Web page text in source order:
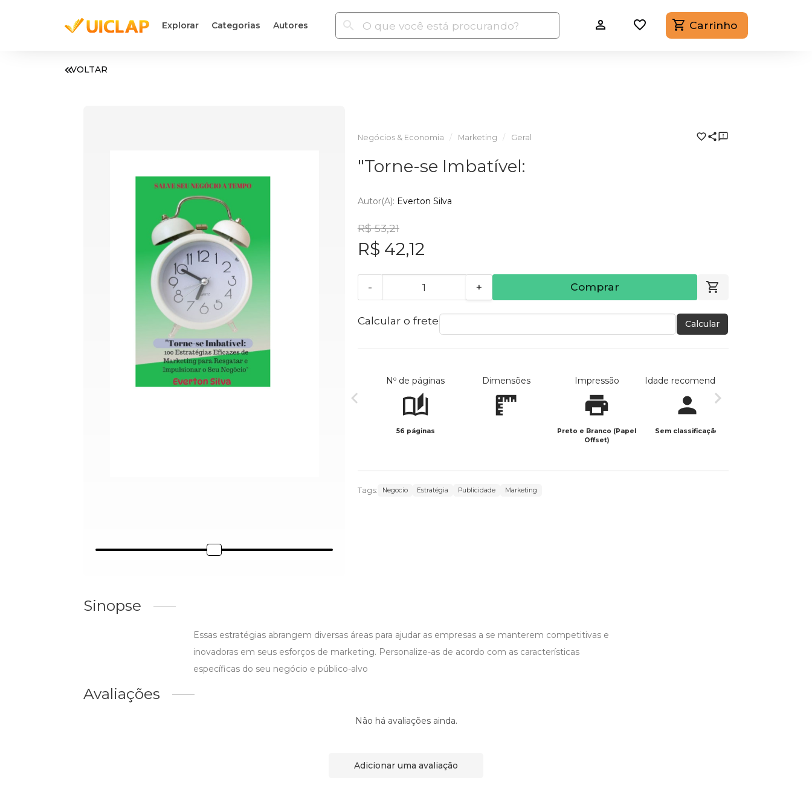
Explorar Categorias Autores Carrinho
VOLTAR
Negócios & Economia Marketing Geral
"Torne-se Imbatível:
Autor(a): Everton Silva
R$ 53,21
R$ 42,12
- + Comprar
Calcular o frete Calcular
Nº de páginas
56 páginas
Dimensões Impressão
Preto e Branco (Papel
Offset)
Idade recomendada
Sem classificação
Tags: Negocio Estratégia Publicidade Marketing
Sinopse
Essas estratégias abrangem diversas áreas para ajudar as empresas a se manterem competitivas e
inovadoras em seus esforços de marketing. Personalize-as de acordo com as características
específicas do seu negócio e público-alvo
Avaliações
Não há avaliações ainda.
Adicionar uma avaliação